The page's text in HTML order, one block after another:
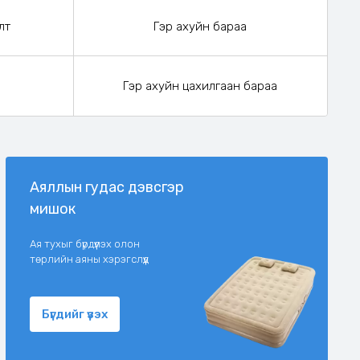
Гэр ахуйн бараа
Гэр ахуйн цахилгаан бараа
Аяллын гудас дэвсгэр
мишок
Ая тухыг бүрдүүлэх олон
төрлийн аяны хэрэгслүүд
Бүгдийг үзэх